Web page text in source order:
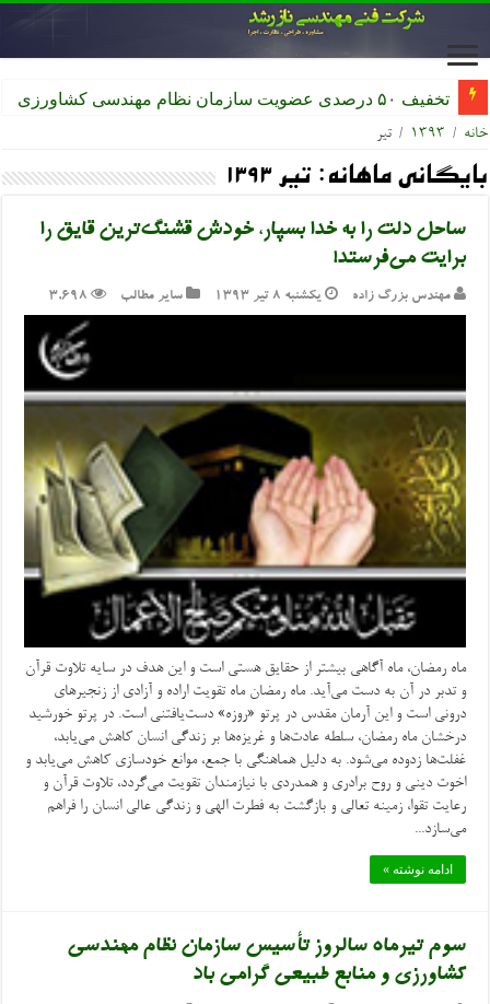
تخفیف ۵۰ درصدی عضویت سازمان نظام مهندسی کشاورزی
خانه / ۱۳۹۳ / تیر
بایگانی ماهانه:تیر ۱۳۹۳
ساحل دلت را به خدا بسپار، خودش قشنگ‌ترین قایق را
برایت می‌فرستد!
مهندس بزرگ زاده یکشنبه ۸ تیر ۱۳۹۳ سایر مطالب 3,698
ماه رمضان، ماه آگاهی بیشتر از حقایق هستی است و این هدف در سایه تلاوت قرآن
و تدبر در آن به دست می‌آید. ماه رمضان ماه تقویت اراده و آزادی از زنجیرهای
درونی است و این آرمان مقدس در پرتو «روزه» دست‌یافتنی است. در پرتو خورشید
درخشان ماه رمضان، سلطه عادت‌ها و غریزه‌ها بر زندگی انسان کاهش می‌یابد،
غفلت‌ها زدوده می‌شود. به دلیل هماهنگی با جمع، موانع خودسازی کاهش می‌یابد و
اخوت دینی و روح برادری و همدردی با نیازمندان تقویت می‌گردد، تلاوت قرآن و
رعایت تقوا، زمینه تعالی و بازگشت به فطرت الهی و زندگی عالی انسان را فراهم
می‌سازد...
ادامه نوشته »
سوم تیرماه سالروز تأسیس سازمان نظام مهندسی
کشاورزی و منابع طبیعی گرامی باد